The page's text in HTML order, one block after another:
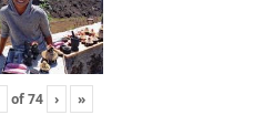
of74 › »